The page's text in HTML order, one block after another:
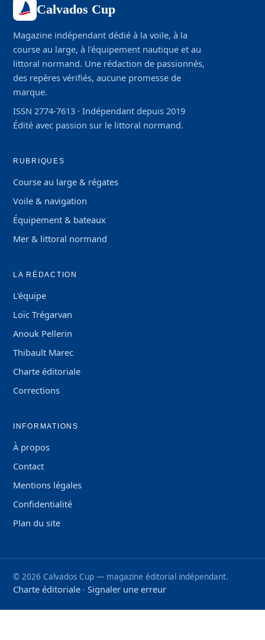
Calvados Cup
Magazine indépendant dédié à la voile, à la
course au large, à l'équipement nautique et au
littoral normand. Une rédaction de passionnés,
des repères vérifiés, aucune promesse de
marque.
ISSN 2774-7613 · Indépendant depuis 2019
Édité avec passion sur le littoral normand.
RUBRIQUES
Course au large & régates
Voile & navigation
Équipement & bateaux
Mer & littoral normand
LA RÉDACTION
L'équipe
Loïc Trégarvan
Anouk Pellerin
Thibault Marec
Charte éditoriale
Corrections
INFORMATIONS
À propos
Contact
Mentions légales
Confidentialité
Plan du site
© 2026 Calvados Cup — magazine éditorial indépendant.
Charte éditoriale · Signaler une erreur